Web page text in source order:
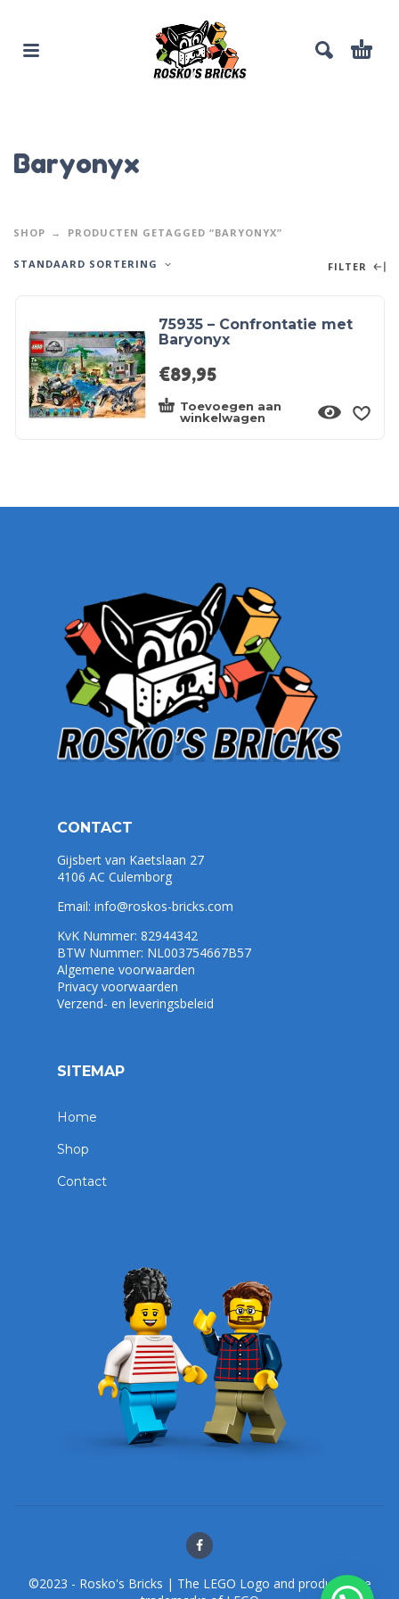
Baryonyx
SHOP PRODUCTEN GETAGGED “BARYONYX”
STANDAARD SORTERING FILTER
75935 – Confrontatie met
Baryonyx
€89,95
Toevoegen aan
winkelwagen
CONTACT
Gijsbert van Kaetslaan 27
4106 AC Culemborg
Email: info@roskos-bricks.com
KvK Nummer: 82944342
BTW Nummer: NL003754667B57
Algemene voorwaarden
Privacy voorwaarden
Verzend- en leveringsbeleid
SITEMAP
Home
Shop
Contact
©2023 - Rosko's Bricks | The LEGO Logo and products are